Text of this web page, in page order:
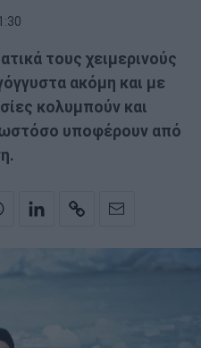
τους χειμερινούς
ακόμη και με
κολυμπούν και
ωστόσο υποφέρουν από